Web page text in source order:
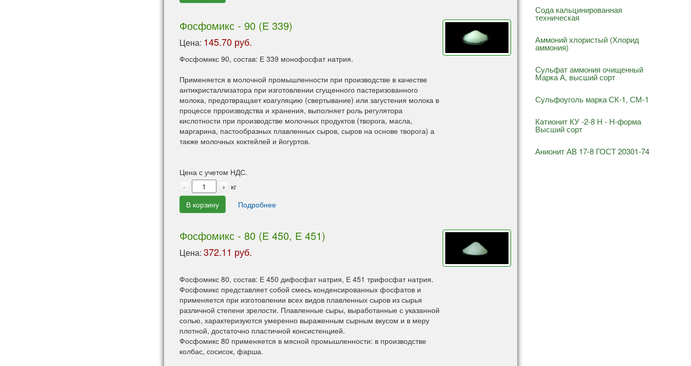
Фосфомикс - 90 (Е 339)
Цена: 145.70 руб.
Фосфомикс 90, состав: Е 339 монофосфат натрия.
Применяется в молочной промышленности при производстве в качестве
антикристаллизатора при изготовлении сгущенного пастеризованного
молока, предотвращает коагуляцию (свертывание) или загустения молока в
процессе прроизводства и хранения, выполняет роль регулятора
кислотности при производстве молочных продуктов (творога, масла,
маргарина, пастообразных плавленных сыров, сыров на основе творога) а
также молочных коктейлей и йогуртов.
Цена с учетом НДС.
-
+ кг
В корзину
Подробнее
Фосфомикс - 80 (Е 450, Е 451)
Цена: 372.11 руб.
Фосфомикс 80, состав: Е 450 дифосфат натрия, Е 451 трифосфат натрия.
Фосфомикс представляет собой смесь конденсированных фосфатов и
применяется при изготовлении всех видов плавленных сыров из сырья
различной степени зрелости. Плавленные сыры, выработанные с указанной
солью, характеризуются умеренно выраженным сырным вкусом и в меру
плотной, достаточно пластичной консистенцией.
Фосфомикс 80 применяется в мясной промышленности: в производстве
колбас, сосисок, фарша.
Сода кальцинированная
техническая
Аммоний хлористый (Хлорид
аммония)
Сульфат аммония очищенный
Марка А, высший сорт
Сульфоуголь марка СК-1, СМ-1
Катионит КУ -2-8 Н - Н-форма
Высший сорт
Анионит АВ 17-8 ГОСТ 20301-74